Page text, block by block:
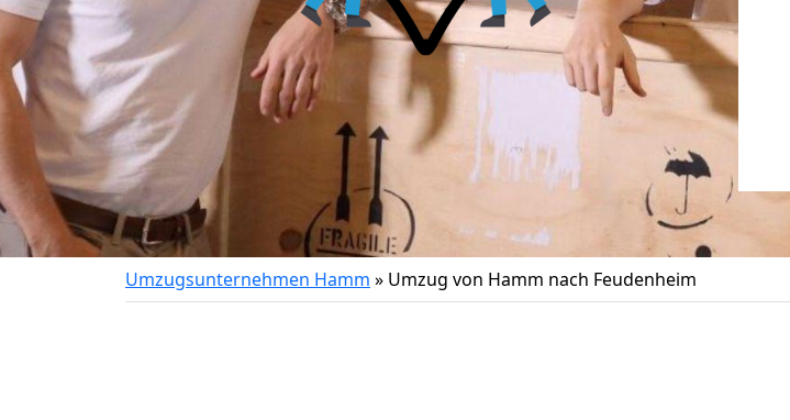
Umzugsunternehmen Hamm » Umzug von Hamm nach Feudenheim